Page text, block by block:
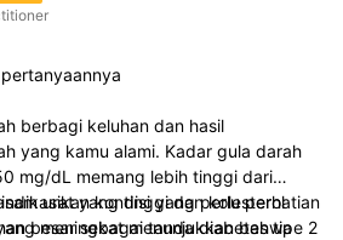
berbagi keluhan dan hasil
yang kamu alami. Kadar gula darah
mg/dL memang lebih tinggi dari
kondisi yang perlu perhatian
besar sebagai tanda diabetes tipe 2
urat yang tinggi dan kolesterol
meningkat menunjukkan bahwa